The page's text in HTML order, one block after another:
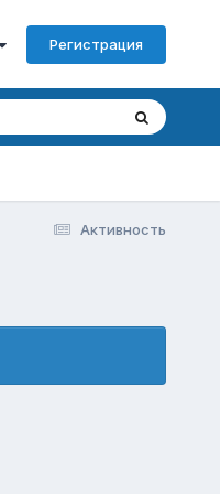
Регистрация
Активность